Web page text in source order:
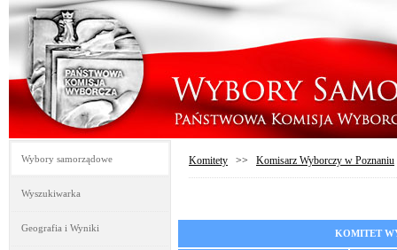
Wybory samorządowe
Wyszukiwarka
Geografia i Wyniki
Komitety >> Komisarz Wyborczy w Poznaniu
KOMITET